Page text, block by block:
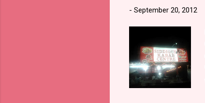
- September 20, 2012